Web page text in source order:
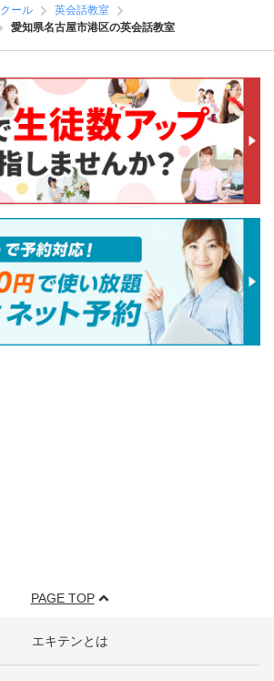
ール
英会話教室
愛知県名古屋市港区の英会話教室
PAGE TOP
エキテンとは